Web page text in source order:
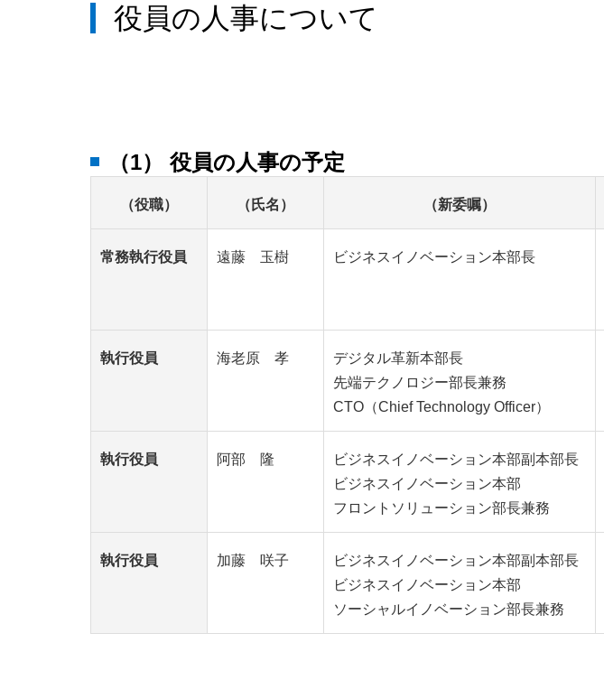
役員の人事について
（1） 役員の人事の予定
（役職） （氏名） （新委嘱）
常務執行役員 遠藤 玉樹 ビジネスイノベーション本部長
執行役員 海老原 孝
デジタル革新本部長
先端テクノロジー部長兼務
CTO（Chief Technology Officer）
執行役員 阿部 隆
ビジネスイノベーション本部副本部長
ビジネスイノベーション本部
フロントソリューション部長兼務
執行役員 加藤 咲子
ビジネスイノベーション本部副本部長
ビジネスイノベーション本部
ソーシャルイノベーション部長兼務